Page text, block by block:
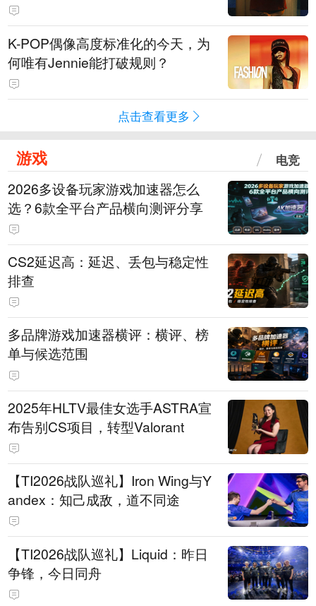
K-POP偶像高度标准化的今天，为
何唯有Jennie能打破规则？
点击查看更多
游戏 电竞
2026多设备玩家游戏加速器怎么
选？6款全平台产品横向测评分享
CS2延迟高：延迟、丢包与稳定性
排查
多品牌游戏加速器横评：横评、榜
单与候选范围
2025年HLTV最佳女选手ASTRA宣
布告别CS项目，转型Valorant
【TI2026战队巡礼】Iron Wing与Y
andex：知己成敌，道不同途
【TI2026战队巡礼】Liquid：昨日
争锋，今日同舟